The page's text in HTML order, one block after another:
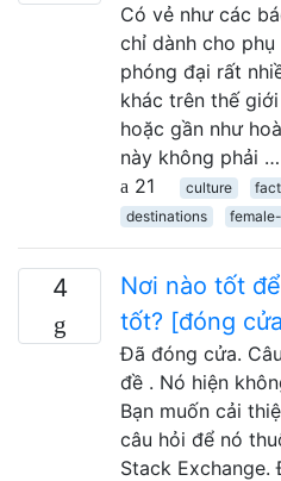
Có vẻ như các
chỉ dành cho
phóng đại rất
khác trên thế
hoặc gần như
này không phải …
21
culture
destinations
4
Nơi nào tốt
tốt? [đóng
Đã đóng cửa.
đề . Nó hiện
Bạn muốn cải
câu hỏi để nó
Stack